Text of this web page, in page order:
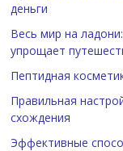
деньги
Весь мир на
упрощает
Пептидная
Правильная
схождения
Эффективные